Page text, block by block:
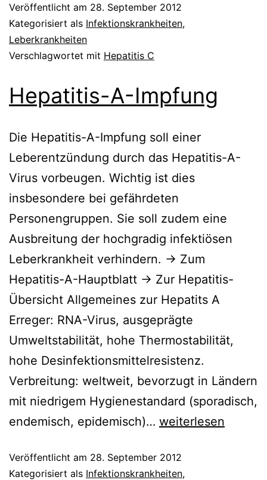
Vorbeugung
Veröffentlicht am 28. September 2012
Kategorisiert als Infektionskrankheiten,
Leberkrankheiten
Verschlagwortet mit Hepatitis C
Hepatitis-A-Impfung
Die Hepatitis-A-Impfung soll einer
Leberentzündung durch das Hepatitis-A-
Virus vorbeugen. Wichtig ist dies
insbesondere bei gefährdeten
Personengruppen. Sie soll zudem eine
Ausbreitung der hochgradig infektiösen
Leberkrankheit verhindern. -> Zum
Hepatitis-A-Hauptblatt -> Zur Hepatitis-
Übersicht Allgemeines zur Hepatits A
Erreger: RNA-Virus, ausgeprägte
Umweltstabilität, hohe Thermostabilität,
hohe Desinfektionsmittelresistenz.
Verbreitung: weltweit, bevorzugt in Ländern
mit niedrigem Hygienestandard (sporadisch,
endemisch, epidemisch)… Hepatitis-
Impfung
weiterlesen
Veröffentlicht am 28. September 2012
Kategorisiert als Infektionskrankheiten,